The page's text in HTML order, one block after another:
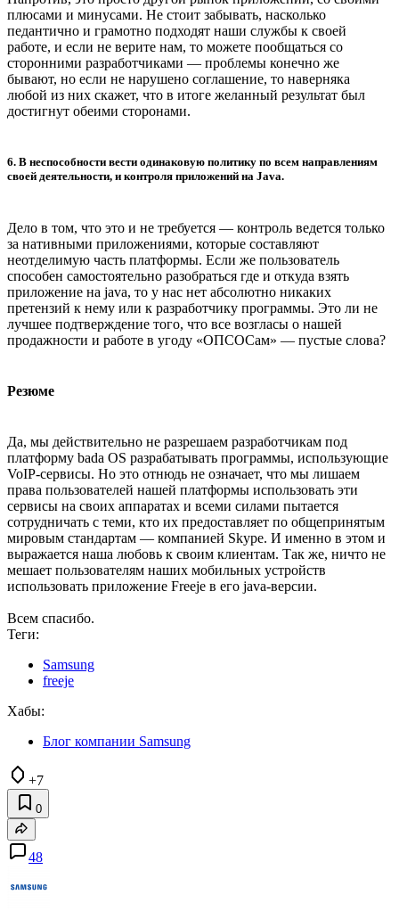
плюсами и минусами. Не стоит забывать, насколько
педантично и грамотно подходят наши службы к своей
работе, и если не верите нам, то можете пообщаться со
сторонними разработчиками — проблемы конечно же
бывают, но если не нарушено соглашение, то наверняка
любой из них скажет, что в итоге желанный результат был
достигнут обеими сторонами.
6. В неспособности вести одинаковую политику по всем направлениям
своей деятельности, и контроля приложений на Java.
Дело в том, что это и не требуется — контроль ведется только
за нативными приложениями, которые составляют
неотделимую часть платформы. Если же пользователь
способен самостоятельно разобраться где и откуда взять
приложение на java, то у нас нет абсолютно никаких
претензий к нему или к разработчику программы. Это ли не
лучшее подтверждение того, что все возгласы о нашей
продажности и работе в угоду «ОПСОСам» — пустые слова?
Резюме
Да, мы действительно не разрешаем разработчикам под
платформу bada OS разрабатывать программы, использующие
VoIP-сервисы. Но это отнюдь не означает, что мы лишаем
права пользователей нашей платформы использовать эти
сервисы на своих аппаратах и всеми силами пытается
сотрудничать с теми, кто их предоставляет по общепринятым
мировым стандартам — компанией Skype. И именно в этом и
выражается наша любовь к своим клиентам. Так же, ничто не
мешает пользователям наших мобильных устройств
использовать приложение Freeje в его java-версии.
Всем спасибо.
Теги:
Samsung
freeje
Хабы:
Блог компании Samsung
+7
0
48